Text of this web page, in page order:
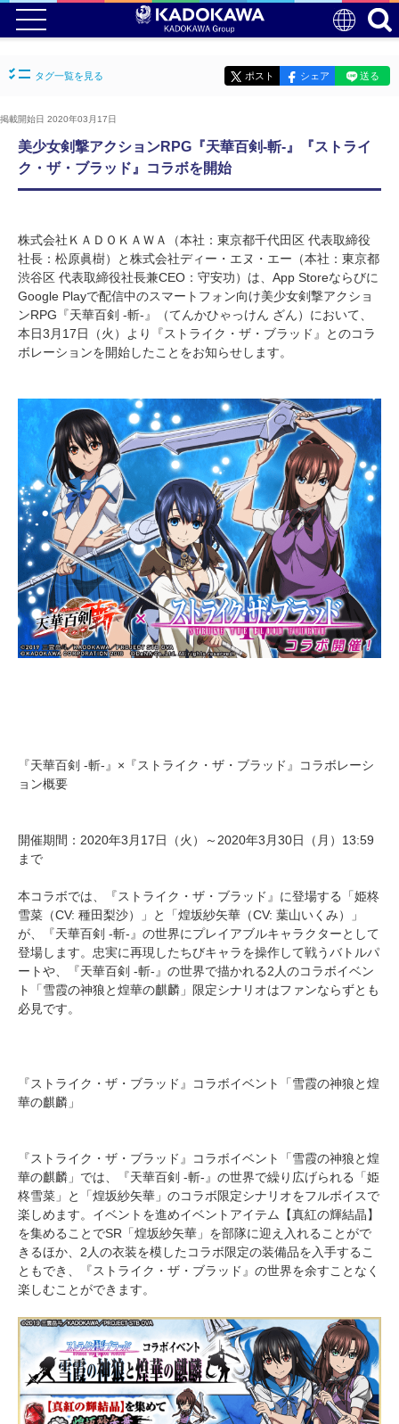
タグ一覧を見る ポスト シェア 送る
掲載開始日 2020年03月17日
美少女剣撃アクションRPG『天華百剣-斬-』『ストライ
ク・ザ・ブラッド』コラボを開始
株式会社ＫＡＤＯＫＡＷＡ（本社：東京都千代田区 代表取締役
社長：松原眞樹）と株式会社ディー・エヌ・エー（本社：東京都
渋谷区 代表取締役社長兼CEO：守安功）は、App Storeならびに
Google Playで配信中のスマートフォン向け美少女剣撃アクショ
ンRPG『天華百剣 -斬-』（てんかひゃっけん ざん）において、
本日3月17日（火）より『ストライク・ザ・ブラッド』とのコラ
ボレーションを開始したことをお知らせします。
『天華百剣 -斬-』×『ストライク・ザ・ブラッド』コラボレーシ
ョン概要
開催期間：2020年3月17日（火）～2020年3月30日（月）13:59
まで
本コラボでは、『ストライク・ザ・ブラッド』に登場する「姫柊
雪菜（CV: 種田梨沙）」と「煌坂紗矢華（CV: 葉山いくみ）」
が、『天華百剣 -斬-』の世界にプレイアブルキャラクターとして
登場します。忠実に再現したちびキャラを操作して戦うバトルパ
ートや、『天華百剣 -斬-』の世界で描かれる2人のコラボイベン
ト「雪霞の神狼と煌華の麒麟」限定シナリオはファンならずとも
必見です。
『ストライク・ザ・ブラッド』コラボイベント「雪霞の神狼と煌
華の麒麟」
『ストライク・ザ・ブラッド』コラボイベント「雪霞の神狼と煌
華の麒麟」では、『天華百剣 -斬-』の世界で繰り広げられる「姫
柊雪菜」と「煌坂紗矢華」のコラボ限定シナリオをフルボイスで
楽しめます。イベントを進めイベントアイテム【真紅の輝結晶】
を集めることでSR「煌坂紗矢華」を部隊に迎え入れることがで
きるほか、2人の衣装を模したコラボ限定の装備品を入手するこ
ともでき、『ストライク・ザ・ブラッド』の世界を余すことなく
楽しむことができます。